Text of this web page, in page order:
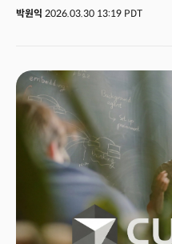
데려왔다. 이 상태에서도 안 되면, 이
미라 무라티의 회사, 플래핑 에어
곳들인데, 공통점은 10명 정도의 소
넘어서는 밸류에이션을 받는다는 것
상태에서 소수의 인재만 믿고 수천
없는 상태에서 시작해 성공한 오픈
기대다.문제는 이런 네오 랩이 많아
소수에게 엄청난 보상과 자본이 몰
사람들이 만나면 적극적으로 이 문
결국 “그 소수에 끼어야 한다”는 위
않고, 인생을 완전히 투자하는 대신
36세, 17조원, 그리고 AI 민주화: 미
박원익 2026.03.30 13:19 PDT